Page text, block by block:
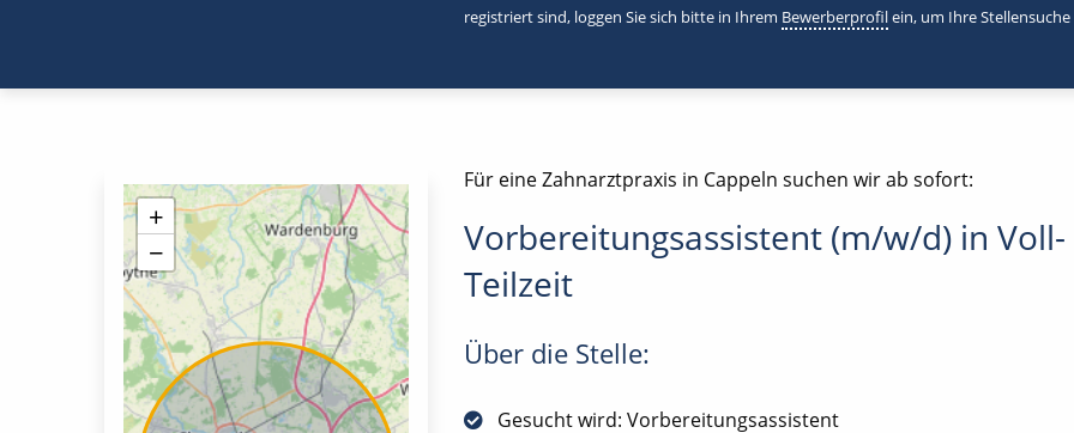
registriert sind, loggen Sie sich bitte in Ihrem Bewerberprofilein, um Ihre
Für eine Zahnarztpraxis in Cappeln suchen wir ab sofort:
Vorbereitungsassistent (m/w/d) in
Teilzeit
Über die Stelle:
Gesucht wird: Vorbereitungsassistent
+
−